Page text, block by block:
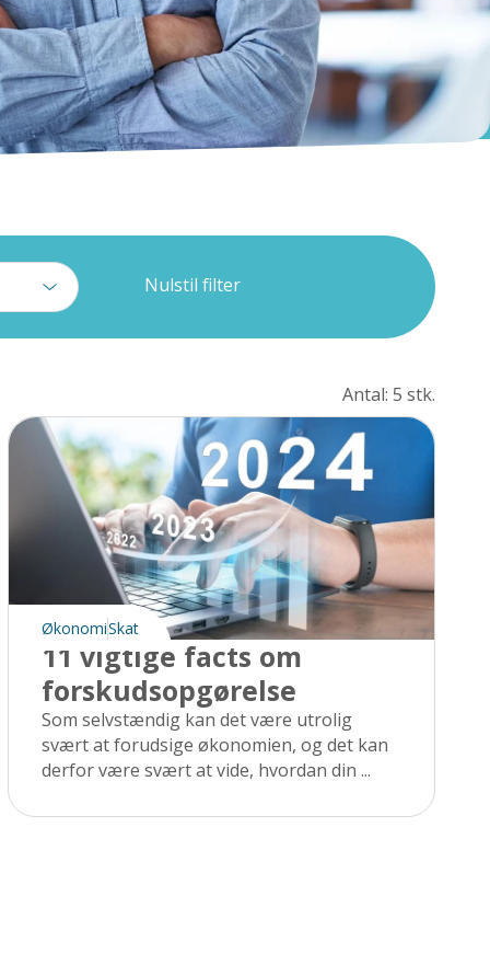
Nulstil filter
Antal: 5 stk.
ØkonomiSkat
11 vigtige facts om
forskudsopgørelse
Som selvstændig kan det være utrolig
svært at forudsige økonomien, og det kan
derfor være svært at vide, hvordan din ...